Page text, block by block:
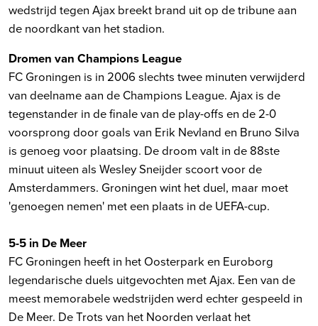
wedstrijd tegen Ajax breekt brand uit op de tribune aan
de noordkant van het stadion.
Dromen van Champions League
FC Groningen is in 2006 slechts twee minuten verwijderd
van deelname aan de Champions League. Ajax is de
tegenstander in de finale van de play-offs en de 2-0
voorsprong door goals van Erik Nevland en Bruno Silva
is genoeg voor plaatsing. De droom valt in de 88ste
minuut uiteen als Wesley Sneijder scoort voor de
Amsterdammers. Groningen wint het duel, maar moet
'genoegen nemen' met een plaats in de UEFA-cup.
5-5 in De Meer
FC Groningen heeft in het Oosterpark en Euroborg
legendarische duels uitgevochten met Ajax. Een van de
meest memorabele wedstrijden werd echter gespeeld in
De Meer. De Trots van het Noorden verlaat het